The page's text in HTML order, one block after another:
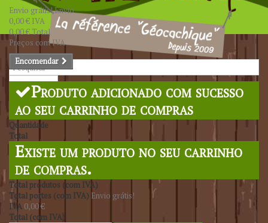
Pesquisar
Envio grátis!Envio
0,00 € IVA
0,00 €Total
Preços com IVA
Encomendar
Produto adicionado com sucesso
ao seu carrinho de compras
Quantidade
Total
Existe um produto no seu carrinho
de compras.
Total produtos (com IVA)
Total portes (com IVA) Envio grátis!
IVA 0,00 €
Total (com IVA)